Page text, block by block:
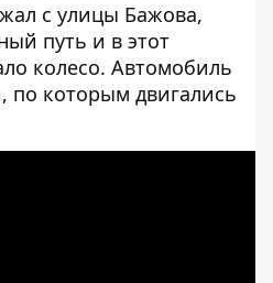
с улицы Бажова,
путь и в этот
колесо. Автомобиль
по которым двигались